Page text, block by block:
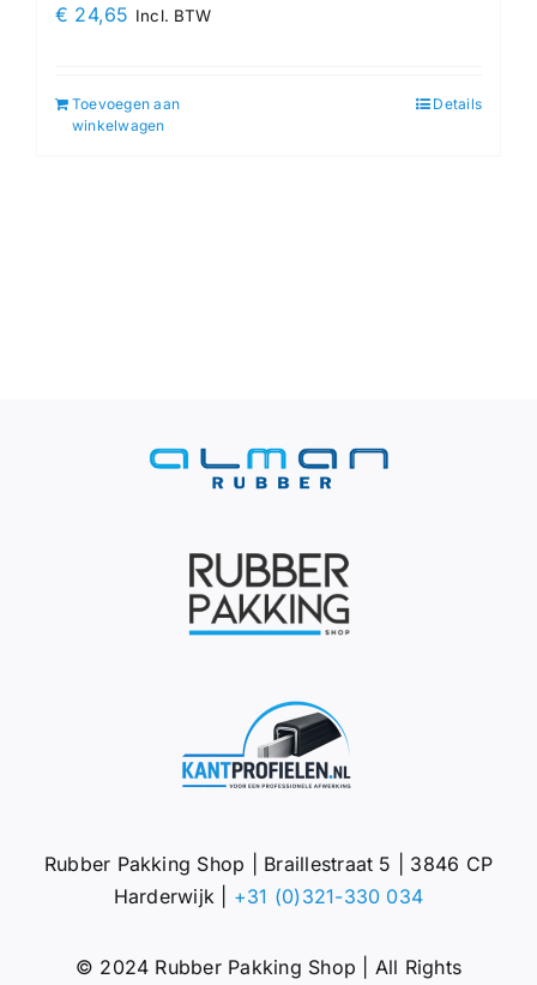
€ 24,65 Incl. BTW
Toevoegen aan
winkelwagen
Details
Rubber Pakking Shop | Braillestraat 5 | 3846 CP
Harderwijk | +31 (0)321-330 034
© 2024 Rubber Pakking Shop | All Rights